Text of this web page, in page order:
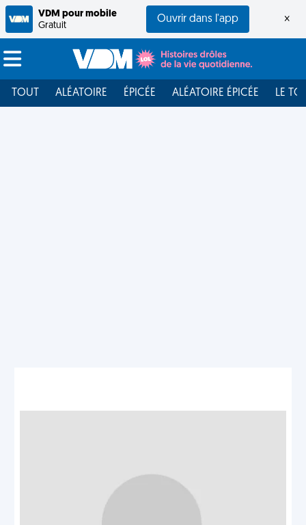
VDM pour mobile
Gratuit
Ouvrir dans l'app ×
TOUT ALÉATOIRE ÉPICÉE ALÉATOIRE ÉPICÉE LE